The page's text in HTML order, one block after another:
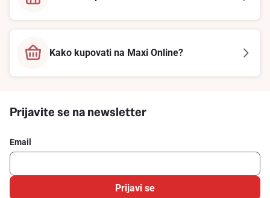
Kako kupovati na Maxi Online?
Prijavite se na newsletter
Email
Prijavi se